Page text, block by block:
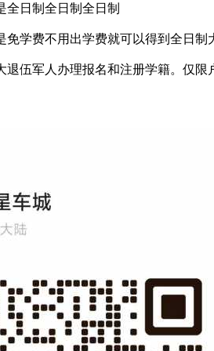
全日制全日制全日制
免学费不用出学费就可以得到全日制
退伍军人办理报名和注册学籍。仅